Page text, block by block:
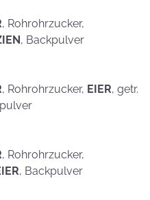
, Rohrohrzucker,
, Backpulver
, Rohrohrzucker, EIER, getr.
, Rohrohrzucker,
, Backpulver